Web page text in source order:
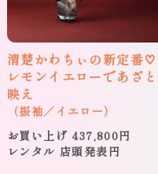
清楚かわちぃの新定番♡
レモンイエローであざと
映え
（振袖／イエロー）
お買い上げ 437,800円
レンタル 店頭発表円